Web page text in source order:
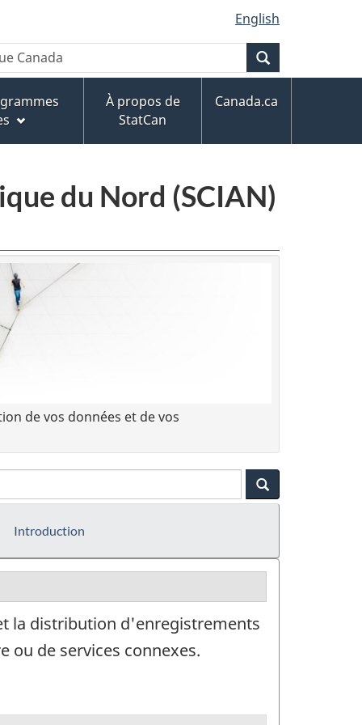
English
À propos de
StatCan
Canada.ca
du Nord (SCIAN)
de vos données et de vos
Introduction
la distribution d'enregistrements
de services connexes.